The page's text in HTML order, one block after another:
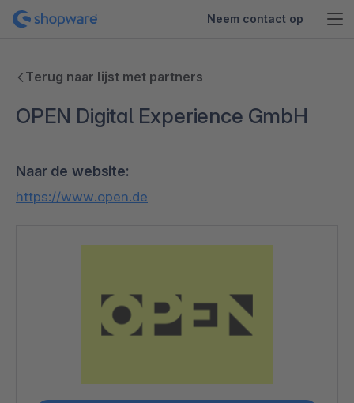
Neem contact op
Terug naar lijst met partners
OPEN Digital Experience GmbH
Naar de website:
https://www.open.de